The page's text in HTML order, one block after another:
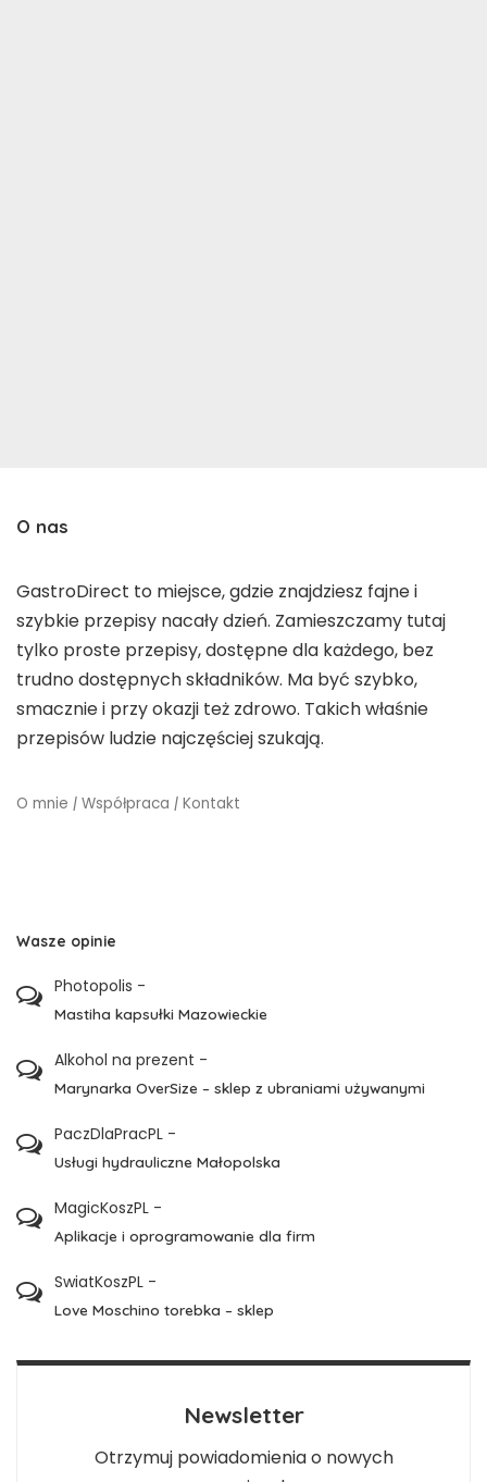
O nas
GastroDirect to miejsce, gdzie znajdziesz fajne i
szybkie przepisy nacały dzień. Zamieszczamy tutaj
tylko proste przepisy, dostępne dla każdego, bez
trudno dostępnych składników. Ma być szybko,
smacznie i przy okazji też zdrowo. Takich właśnie
przepisów ludzie najczęściej szukają.
O mnie | Współpraca | Kontakt
Wasze opinie
Photopolis -
Mastiha kapsułki Mazowieckie
Alkohol na prezent -
Marynarka OverSize – sklep z ubraniami używanymi
PaczDlaPracPL -
Usługi hydrauliczne Małopolska
MagicKoszPL -
Aplikacje i oprogramowanie dla firm
SwiatKoszPL -
Love Moschino torebka – sklep
Newsletter
Otrzymuj powiadomienia o nowych